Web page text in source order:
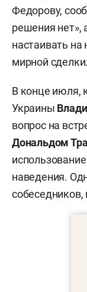
Федорову,
решения нет»,
настаивать
мирной сделки.
В конце июля,
Украины
вопрос на
Дональдом
наведения.
собеседников,